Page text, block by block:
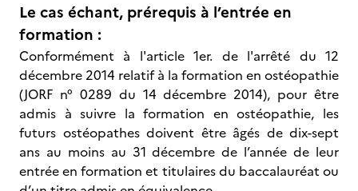
Le cas échant, prérequis à l’entrée en
formation :
Conformément à l'article 1er. de l'arrêté du 12
décembre 2014 relatif à la formation en ostéopathie
(JORF n° 0289 du 14 décembre 2014), pour être
admis à suivre la formation en ostéopathie, les
futurs ostéopathes doivent être âgés de dix-sept
ans au moins au 31 décembre de l’année de leur
entrée en formation et titulaires du baccalauréat ou